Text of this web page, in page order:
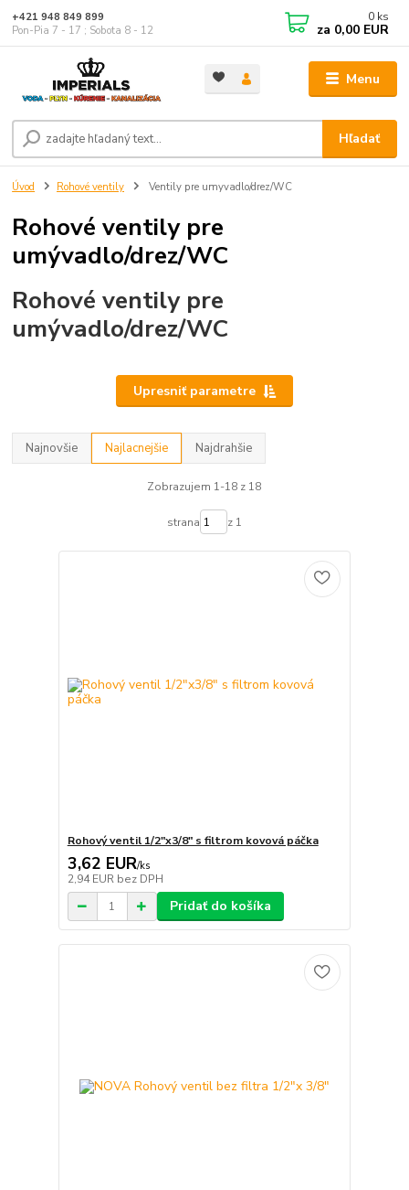
Menu
Hľadať
+421 948 849 899
Pon-Pia 7 - 17 ; Sobota 8 - 12
0 ks
za 0,00 EUR
Úvod Rohové ventily Ventily pre umyvadlo/drez/WC
Rohové ventily pre
umývadlo/drez/WC
Rohové ventily pre
umývadlo/drez/WC
Upresniť parametre
Najnovšie Najlacnejšie Najdrahšie
Zobrazujem 1-18 z 18
strana z 1
Rohový ventil 1/2"x3/8" s filtrom kovová páčka
3,62 EUR/ks
2,94 EUR bez DPH
Pridať do košíka